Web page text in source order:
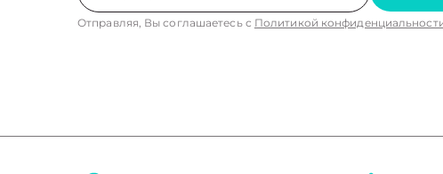
Отправляя, Вы соглашаетесь с Политикой